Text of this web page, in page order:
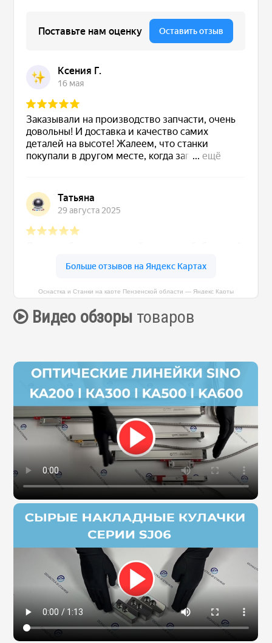
Оснастка и Станки на карте Пензенской области — Яндекс Карты
Видео обзоры товаров